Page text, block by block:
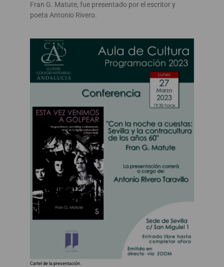
Fran G. Matute, fue presentado por el escritor y
poeta Antonio Rivero.
Cartel de la presentación.